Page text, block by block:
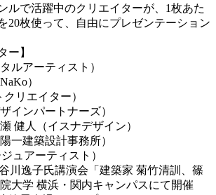
ルで活躍中のクリエイターが、1枚あた
20枚使って、自由にプレゼンテーション
ー】
ルアーティスト）
）
クリエイター）
インパートナーズ）
健人（イスナデザイン）
一建築設計事務所）
ュアーティスト）
川逸子氏講演会 「建築家 菊竹清訓、篠
大学 横浜・関内キャンパスにて開催